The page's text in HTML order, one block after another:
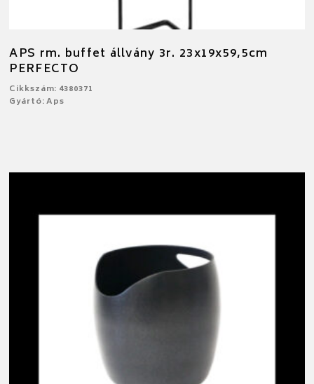
APS rm. buffet állvány 3r. 23x19x59,5cm
PERFECTO
Cikkszám: 4380371
Gyártó: Aps